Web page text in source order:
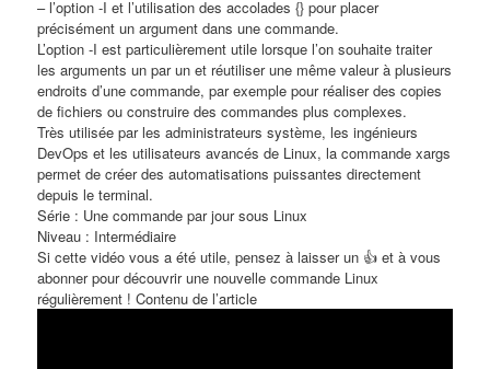
– l’option -I et l’utilisation des accolades {} pour placer
précisément un argument dans une commande.
L’option -I est particulièrement utile lorsque l’on souhaite traiter
les arguments un par un et réutiliser une même valeur à plusieurs
endroits d’une commande, par exemple pour réaliser des copies
de fichiers ou construire des commandes plus complexes.
Très utilisée par les administrateurs système, les ingénieurs
DevOps et les utilisateurs avancés de Linux, la commande xargs
permet de créer des automatisations puissantes directement
depuis le terminal.
Série : Une commande par jour sous Linux
Niveau : Intermédiaire
Si cette vidéo vous a été utile, pensez à laisser un 👍 et à vous
abonner pour découvrir une nouvelle commande Linux
régulièrement ! Contenu de l’article